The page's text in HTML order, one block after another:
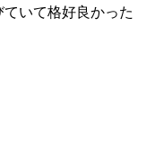
いて格好良かった